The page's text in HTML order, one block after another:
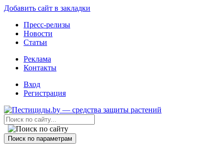
Добавить сайт в закладки
Пресс-релизы
Новости
Статьи
Реклама
Контакты
Вход
Регистрация
Поиск по параметрам